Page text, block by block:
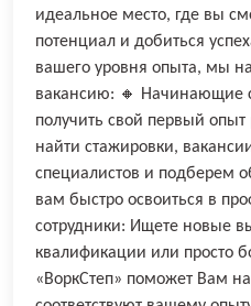
идеальное место, где вы
потенциал и добиться
вашего уровня опыта, мы
вакансию: 🔸 Начинающие
получить свой первый
найти стажировки,
специалистов и подберем
вам быстро освоиться в
сотрудники: Ищете новые
квалификации или просто
«ВоркСтеп» поможет Вам